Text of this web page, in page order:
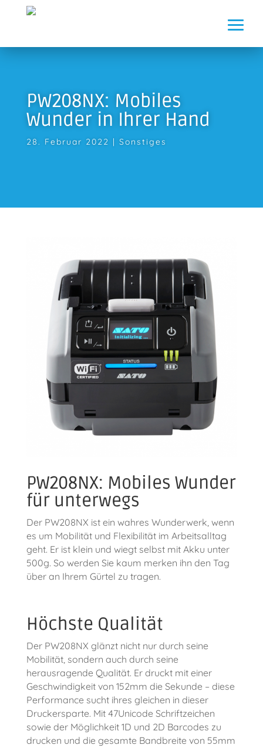
PW208NX: Mobiles
Wunder in Ihrer Hand
28. Februar 2022 | Sonstiges
PW208NX: Mobiles Wunder
für unterwegs
Der PW208NX ist ein wahres Wunderwerk, wenn
es um Mobilität und Flexibilität im Arbeitsalltag
geht. Er ist klein und wiegt selbst mit Akku unter
500g. So werden Sie kaum merken ihn den Tag
über an Ihrem Gürtel zu tragen.
Höchste Qualität
Der PW208NX glänzt nicht nur durch seine
Mobilität, sondern auch durch seine
herausragende Qualität. Er druckt mit einer
Geschwindigkeit von 152mm die Sekunde – diese
Performance sucht ihres gleichen in dieser
Druckersparte. Mit 47Unicode Schriftzeichen
sowie der Möglichkeit 1D und 2D Barcodes zu
drucken und die gesamte Bandbreite von 55mm